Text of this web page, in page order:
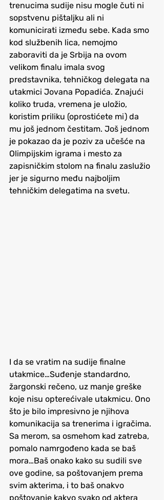
trenucima sudije nisu mogle čuti ni
sopstvenu pištaljku ali ni
komunicirati između sebe. Kada smo
kod službenih lica, nemojmo
zaboraviti da je Srbija na ovom
velikom finalu imala svog
predstavnika, tehničkog delegata na
utakmici Jovana Popadića. Znajući
koliko truda, vremena je uložio,
koristim priliku (oprostićete mi) da
mu još jednom čestitam. Još jednom
je pokazao da je poziv za učešće na
Olimpijskim igrama i mesto za
zapisničkim stolom na finalu zaslužio
jer je sigurno među najboljim
tehničkim delegatima na svetu.
I da se vratim na sudije finalne
utakmice…Suđenje standardno,
žargonski rečeno, uz manje greške
koje nisu opterećivale utakmicu. Ono
što je bilo impresivno je njihova
komunikacija sa trenerima i igračima.
Sa merom, sa osmehom kad zatreba,
pomalo namrgođeno kada se baš
mora…Baš onako kako su sudili sve
ove godine, sa poštovanjem prema
svim akterima, i to baš onakvo
poštovanje kakvo svako od aktera